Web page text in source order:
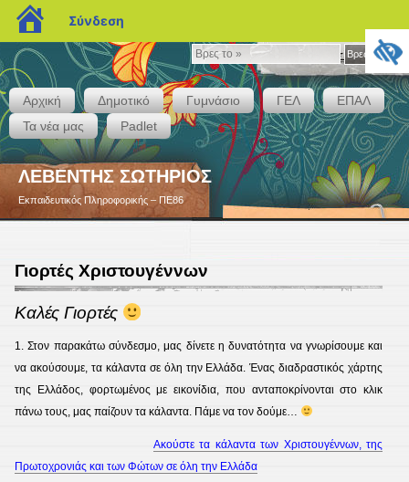
Βρες
το
»
Βρες το »
Αρχική Δημοτικό Γυμνάσιο ΓΕΛ
ΕΠΑΛ
Τα νέα μας
Padlet
ΛΕΒΕΝΤΗΣ ΣΩΤΗΡΙΟΣ
Εκπαιδευτικός Πληροφορικής – ΠΕ86
Γιορτές Χριστουγέννων
Καλές Γιορτές
1. Στον παρακάτω σύνδεσμο, μας δίνετε η δυνατότητα να γνωρίσουμε και
να ακούσουμε, τα κάλαντα σε όλη την Ελλάδα. Ένας διαδραστικός χάρτης
της Ελλάδος, φορτωμένος με εικονίδια, που ανταποκρίνονται στο κλικ
πάνω τους, μας παίζουν τα κάλαντα. Πάμε να τον δούμε…
Ακούστε τα κάλαντα των Χριστουγέννων, της
Πρωτοχρονιάς και των Φώτων σε όλη την Ελλάδα
blogs.sch.gr
Σύνδεση